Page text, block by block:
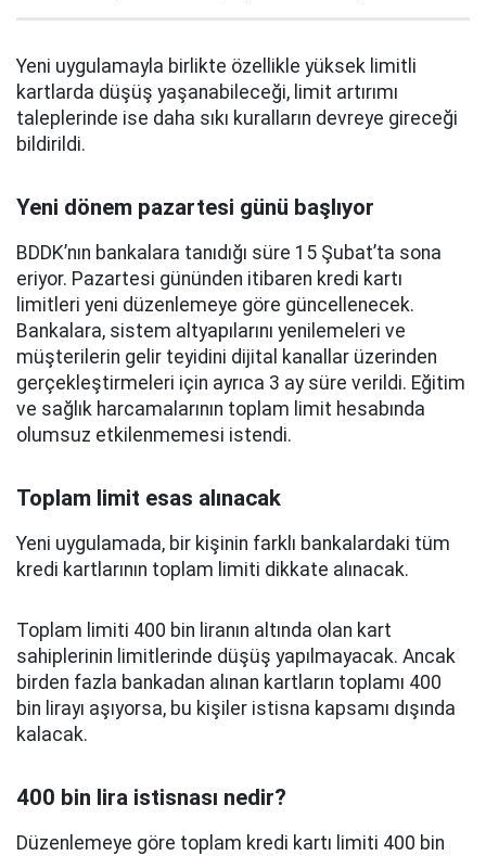
Yeni uygulamayla birlikte özellikle yüksek limitli
kartlarda düşüş yaşanabileceği, limit artırımı
taleplerinde ise daha sıkı kuralların devreye gireceği
bildirildi.
Yeni dönem pazartesi günü başlıyor
BDDK’nın bankalara tanıdığı süre 15 Şubat’ta sona
eriyor. Pazartesi gününden itibaren kredi kartı
limitleri yeni düzenlemeye göre güncellenecek.
Bankalara, sistem altyapılarını yenilemeleri ve
müşterilerin gelir teyidini dijital kanallar üzerinden
gerçekleştirmeleri için ayrıca 3 ay süre verildi. Eğitim
ve sağlık harcamalarının toplam limit hesabında
olumsuz etkilenmemesi istendi.
Toplam limit esas alınacak
Yeni uygulamada, bir kişinin farklı bankalardaki tüm
kredi kartlarının toplam limiti dikkate alınacak.
Toplam limiti 400 bin liranın altında olan kart
sahiplerinin limitlerinde düşüş yapılmayacak. Ancak
birden fazla bankadan alınan kartların toplamı 400
bin lirayı aşıyorsa, bu kişiler istisna kapsamı dışında
kalacak.
400 bin lira istisnası nedir?
Düzenlemeye göre toplam kredi kartı limiti 400 bin